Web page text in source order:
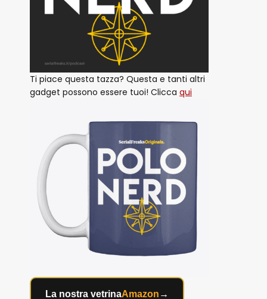
Ti piace questa tazza? Questa e tanti altri
gadget possono essere tuoi! Clicca qui
La nostra vetrinaAmazon →